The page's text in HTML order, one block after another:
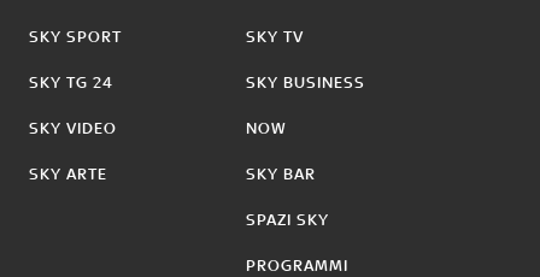
SKY SPORT
SKY TG 24
SKY VIDEO
SKY ARTE
SKY TV
SKY BUSINESS
NOW
SKY BAR
SPAZI SKY
PROGRAMMI